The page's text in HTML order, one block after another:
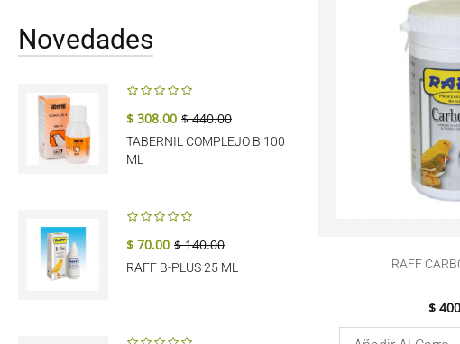
Novedades
$ 308.00 $ 440.00
TABERNIL COMPLEJO B 100
ML
$ 70.00 $ 140.00
RAFF B-PLUS 25 ML RAFF
$